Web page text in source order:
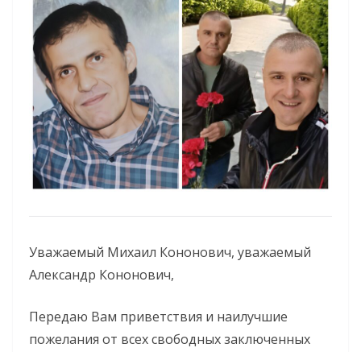
Уважаемый Михаил Кононович, уважаемый
Александр Кононович,
Передаю Вам приветствия и наилучшие
пожелания от всех свободных заключенных